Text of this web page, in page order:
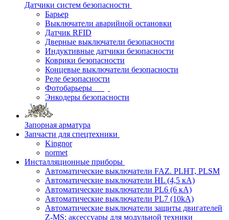
Датчики систем безопасности
Барьер
Выключатели аварийной остановки
Датчик RFID
Дверные выключатели безопасности
Индуктивные датчики безопасности
Коврики безопасности
Концевые выключатели безопасности
Реле безопасности
Фотобарьеры
Энкодеры безопасности
Запорная арматура
Запчасти для спецтехники
Kingnor
normet
Инсталляционные приборы
Автоматические выключатели FAZ. PLHT, PLSM
Автоматические выключатели HL (4,5 кА)
Автоматические выключатели PL6 (6 кА)
Автоматические выключатели PL7 (10kA)
Автоматические выключатели защиты двигателей
Z-MS; аксессуары для модульной техники